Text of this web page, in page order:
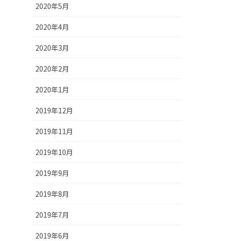
2020年5月
2020年4月
2020年3月
2020年2月
2020年1月
2019年12月
2019年11月
2019年10月
2019年9月
2019年8月
2019年7月
2019年6月